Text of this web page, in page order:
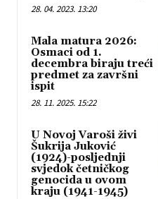
28. 04. 2023. 13:20
Mala matura 2026:
Osmaci od 1.
decembra biraju treći
predmet za završni
ispit
28. 11. 2025. 15:22
U Novoj Varoši živi
Šukrija Juković
(1924)-posljednji
svjedok četničkog
genocida u ovom
kraju (1941-1945)